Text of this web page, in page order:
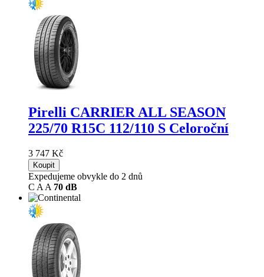
Pirelli CARRIER ALL SEASON
225/70 R15C 112/110 S Celoroční
3 747 Kč
Koupit
Expedujeme obvykle do 2 dnů
C A A 70 dB